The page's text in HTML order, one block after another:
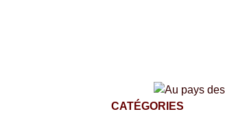
CATÉGORIES